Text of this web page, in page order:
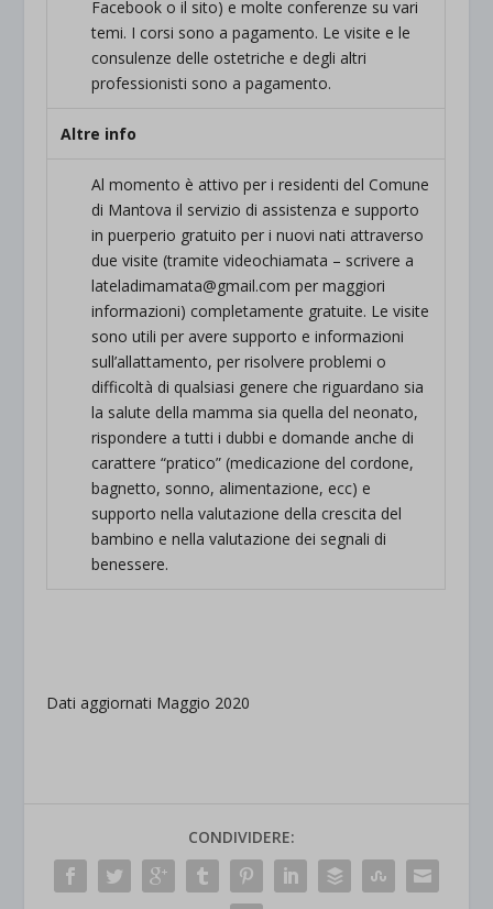
Facebook o il sito) e molte conferenze su vari
temi. I corsi sono a pagamento. Le visite e le
consulenze delle ostetriche e degli altri
professionisti sono a pagamento.
Altre info
Al momento è attivo per i residenti del Comune
di Mantova il servizio di assistenza e supporto
in puerperio gratuito per i nuovi nati attraverso
due visite (tramite videochiamata – scrivere a
lateladimamata@gmail.com per maggiori
informazioni) completamente gratuite. Le visite
sono utili per avere supporto e informazioni
sull’allattamento, per risolvere problemi o
difficoltà di qualsiasi genere che riguardano sia
la salute della mamma sia quella del neonato,
rispondere a tutti i dubbi e domande anche di
carattere “pratico” (medicazione del cordone,
bagnetto, sonno, alimentazione, ecc) e
supporto nella valutazione della crescita del
bambino e nella valutazione dei segnali di
benessere.
Dati aggiornati Maggio 2020
CONDIVIDERE: